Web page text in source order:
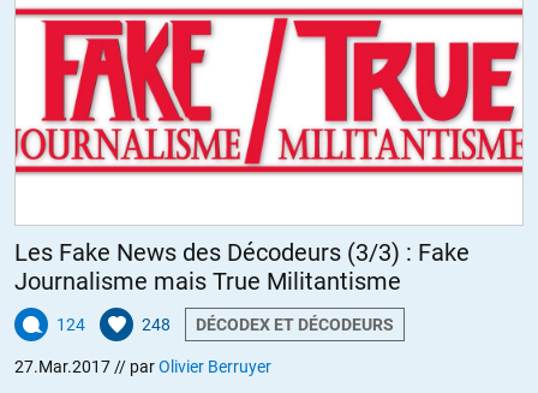
Les Fake News des Décodeurs (3/3) : Fake
Journalisme mais True Militantisme
124 248 DÉCODEX ET DÉCODEURS
27.Mar.2017// parOlivier Berruyer